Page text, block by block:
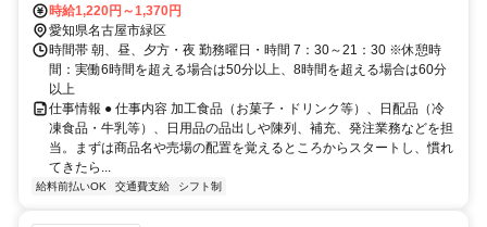
時給1,220円～1,370円
愛知県名古屋市緑区
時間帯 朝、昼、夕方・夜 勤務曜日・時間 7：30～21：30 ※休憩時
間：実働6時間を超える場合は50分以上、8時間を超える場合は60分
以上
仕事情報 ● 仕事内容 加工食品（お菓子・ドリンク等）、日配品（冷
凍食品・牛乳等）、日用品の品出しや陳列、補充、発注業務などを担
当。まずは商品名や売場の配置を覚えるところからスタートし、慣れ
てきたら...
給料前払いOK 交通費支給 シフト制